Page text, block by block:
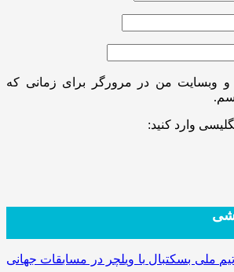
و وبسایت من در مرورگر برای زمانی که
وارد کنید: